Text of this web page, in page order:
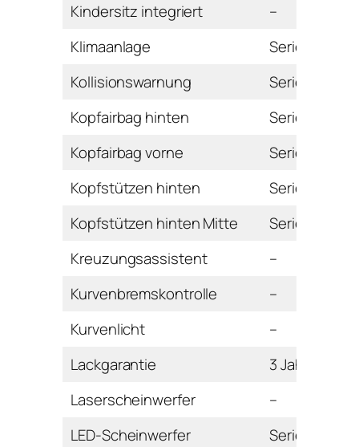
Kindersitz integriert
–
Klimaanlage
Serie
Kollisionswarnung
Serie
Kopfairbag hinten
Serie
Kopfairbag vorne
Serie
Kopfstützen hinten
Serie
Kopfstützen hinten Mitte
Serie
Kreuzungsassistent
–
Kurvenbremskontrolle
–
Kurvenlicht
–
Lackgarantie
3 Jahre
Laserscheinwerfer
–
LED-Scheinwerfer
Serie